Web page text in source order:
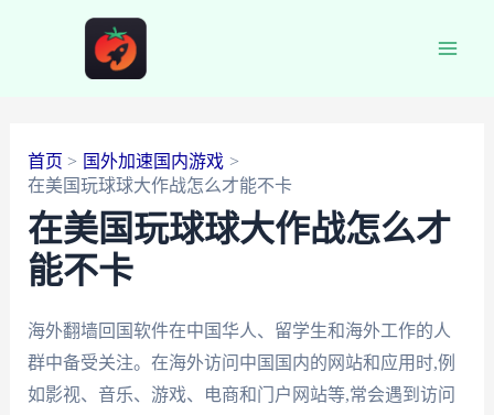
首页
国外加速国内游戏
在美国玩球球大作战怎么才能不卡
在美国玩球球大作战怎么才
能不卡
海外翻墙回国软件在中国华人、留学生和海外工作的人
群中备受关注。在海外访问中国国内的网站和应用时,例
如影视、音乐、游戏、电商和门户网站等,常会遇到访问